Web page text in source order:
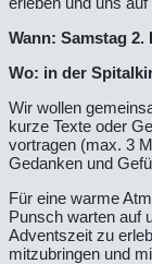
Wann: Samstag 2.
Wo: in der
Wir wollen
kurze Texte oder
vortragen (max. 3
Gedanken und
Für eine warme
Punsch warten auf
Adventszeit zu
mitzubringen und